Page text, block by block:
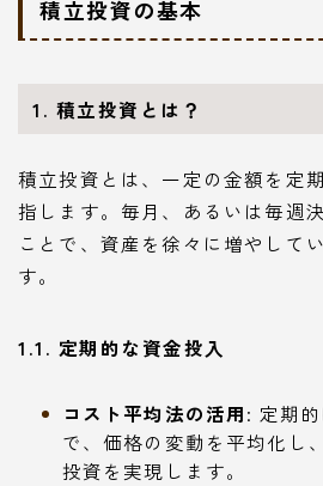
積立投資の基本
1. 積立投資とは？
積立投資とは、一定の金額を定
指します。毎月、あるいは毎週
ことで、資産を徐々に増やして
す。
1.1. 定期的な資金投入
コスト平均法の活用: 定期
で、価格の変動を平均化し
投資を実現します。